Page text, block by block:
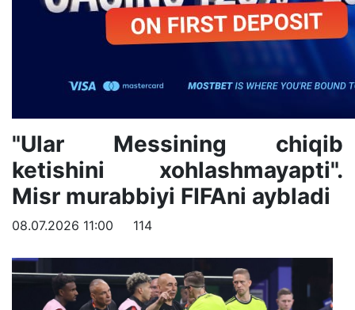
"Ular Messining chiqib
ketishini xohlashmayapti".
Misr murabbiyi FIFAni aybladi
08.07.2026 11:00 114